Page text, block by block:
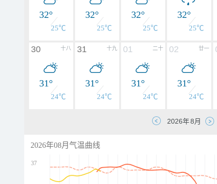
32°
25℃
32°
25℃
32°
25℃
32°
25℃
十八
30
31°
24℃
十九
31
31°
24℃
二十
01
31°
24℃
廿一
02
31°
24℃
2026年08月气温曲线
37